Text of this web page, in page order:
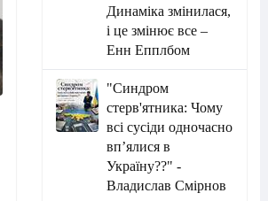
Динаміка змінилася,
і це змінює все –
Енн Епплбом
"Синдром
стерв'ятника: Чому
всі сусіди одночасно
вп’ялися в
Україну??" -
Владислав Смірнов